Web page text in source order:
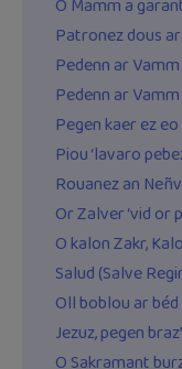
Ô Mamm a
Patronez dous
Pedenn ar Vamm
Pedenn ar
Pegen kaer ez
Piou ‘lavaro
Rouanez an Neñv
Or Zalver ‘vid or
O kalon Zakr,
Salud (Salve
Oll boblou ar
Jezuz, pegen
O Sakramant